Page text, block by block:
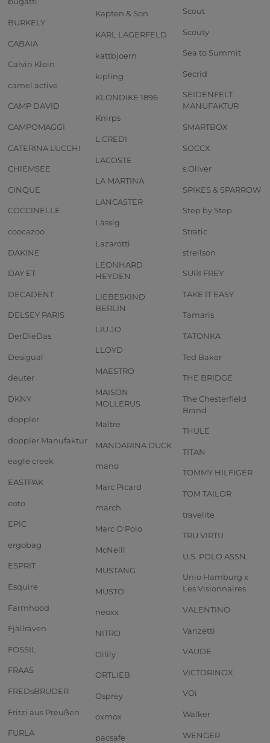
BURKELY
CABAIA
Calvin Klein
camel active
CAMP DAVID
CAMPOMAGGI
CATERINA LUCCHI
CHIEMSEE
CINQUE
COCCINELLE
coocazoo
DAKINE
DAY ET
DECADENT
DELSEY PARIS
DerDieDas
Desigual
deuter
DKNY
doppler
doppler Manufaktur
eagle creek
EASTPAK
eoto
EPIC
ergobag
ESPRIT
Esquire
Farmhood
Fjällräven
FOSSIL
FRAAS
FREDsBRUDER
Fritzi aus Preußen
FURLA
Kapten & Son
KARL LAGERFELD
kattbjoern
kipling
KLONDIKE 1896
Knirps
L.CREDI
LACOSTE
LA MARTINA
LANCASTER
Lässig
Lazarotti
LEONHARD
HEYDEN
LIEBESKIND
BERLIN
LIU JO
LLOYD
MAESTRO
MAISON
MOLLERUS
Maître
MANDARINA DUCK
mano
Marc Picard
march
Marc O'Polo
McNeill
MUSTANG
MUSTO
neoxx
NITRO
Oilily
ORTLIEB
Osprey
oxmox
pacsafe
Scout
Scouty
Sea to Summit
Secrid
SEIDENFELT
MANUFAKTUR
SMARTBOX
SOCCX
s.Oliver
SPIKES & SPARROW
Step by Step
Stratic
strellson
SURI FREY
TAKE IT EASY
Tamaris
TATONKA
Ted Baker
THE BRIDGE
The Chesterfield
Brand
THULE
TITAN
TOMMY HILFIGER
TOM TAILOR
travelite
TRU VIRTU
U.S. POLO ASSN.
Unio Hamburg x
Les Visionnaires
VALENTINO
Vanzetti
VAUDE
VICTORINOX
VOi
Walker
WENGER